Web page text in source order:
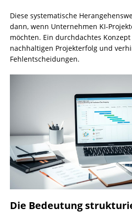
Diese systematische
dann, wenn Unternehmen KI-
möchten. Ein durchdachtes
nachhaltigen Projekterfolg und
Fehlentscheidungen.
Die Bedeutung